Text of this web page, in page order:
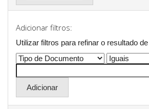
Adicionar filtros:
Utilizar filtros para refinar o resultado